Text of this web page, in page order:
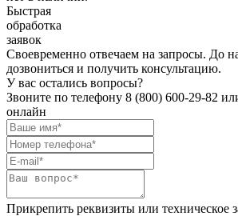
Быстрая
обработка
заявок
Своевременно отвечаем на запросы. До
дозвониться и получить консультацию.
У вас остались вопросы?
Звоните по телефону 8 (800) 600-29-82
онлайн
Прикрепить реквизиты или техническое